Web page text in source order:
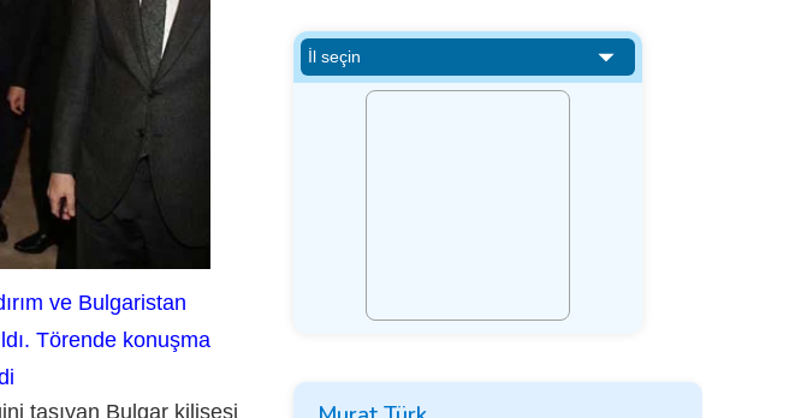
ve Bulgaristan
Törende konuşma
taşıyan Bulgar kilisesi